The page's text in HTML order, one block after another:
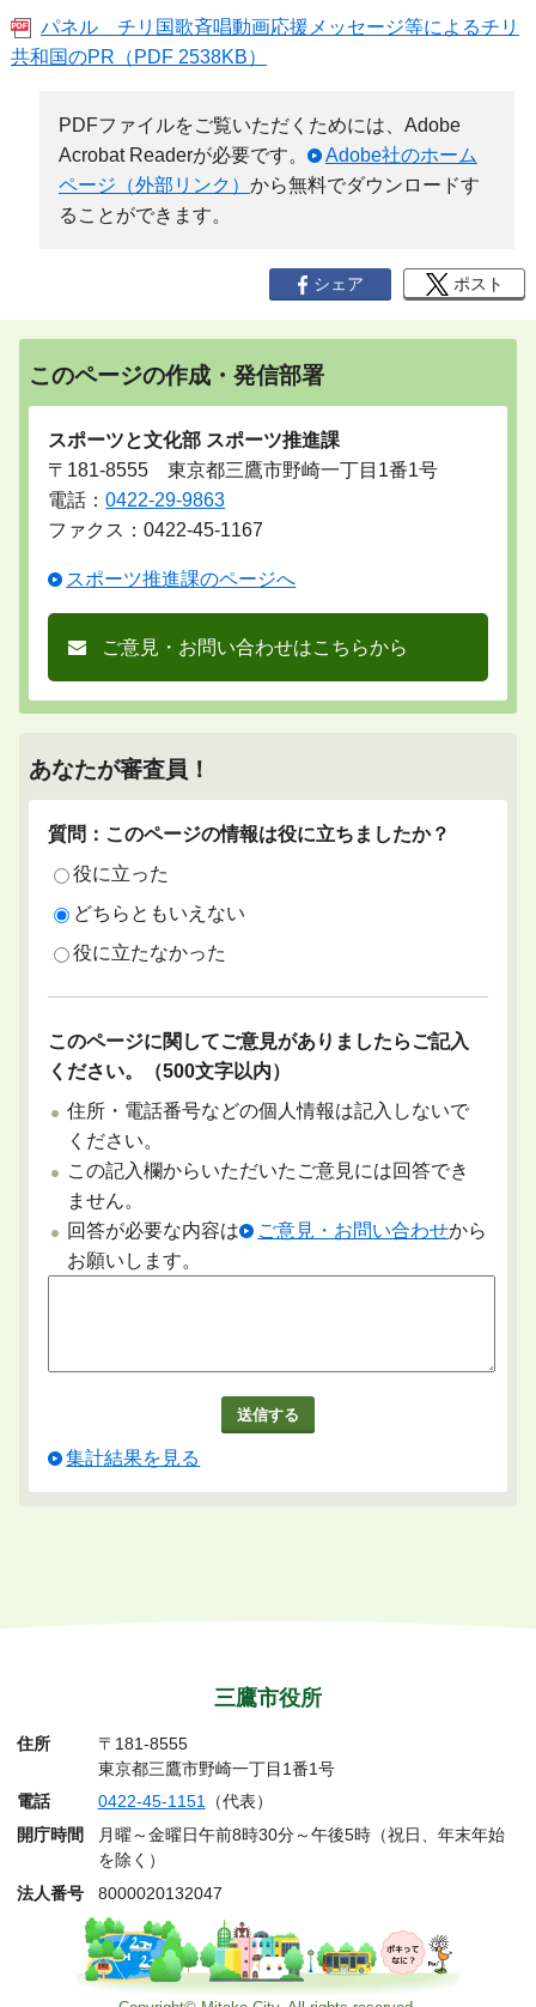
パネル＿チリ国歌斉唱動画応援メッセージ等によるチリ
共和国のPR（PDF 2538KB）
PDFファイルをご覧いただくためには、Adobe
Acrobat Readerが必要です。
Adobe社のホーム
ページ（外部リンク） から無料でダウンロードす
ることができます。
シェア ポスト
このページの作成・発信部署
スポーツと文化部 スポーツ推進課
〒181-8555 東京都三鷹市野崎一丁目1番1号
電話：0422-29-9863
ファクス：0422-45-1167
スポーツ推進課のページへ
ご意見・お問い合わせはこちらから
あなたが審査員！
質問：このページの情報は役に立ちましたか？
役に立った
どちらともいえない
役に立たなかった
このページに関してご意見がありましたらご記入
ください。（500文字以内）
住所・電話番号などの個人情報は記入しないで
ください。
この記入欄からいただいたご意見には回答でき
ません。
回答が必要な内容は
ご意見・お問い合わせから
お願いします。
集計結果を見る
三鷹市役所
住所
〒181-8555
東京都三鷹市野崎一丁目1番1号
電話
0422-45-1151（代表）
開庁時間
月曜～金曜日午前8時30分～午後5時（祝日、年末年始
を除く）
法人番号
8000020132047